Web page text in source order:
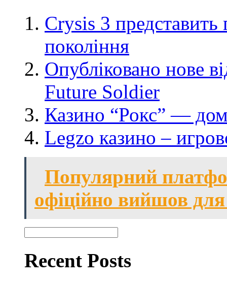
Crysis 3 представить
покоління
Опубліковано нове
Future Soldier
Казино “Рокс” — дом
Legzo казино –
Популярний
офіційно вийшов
Recent Posts